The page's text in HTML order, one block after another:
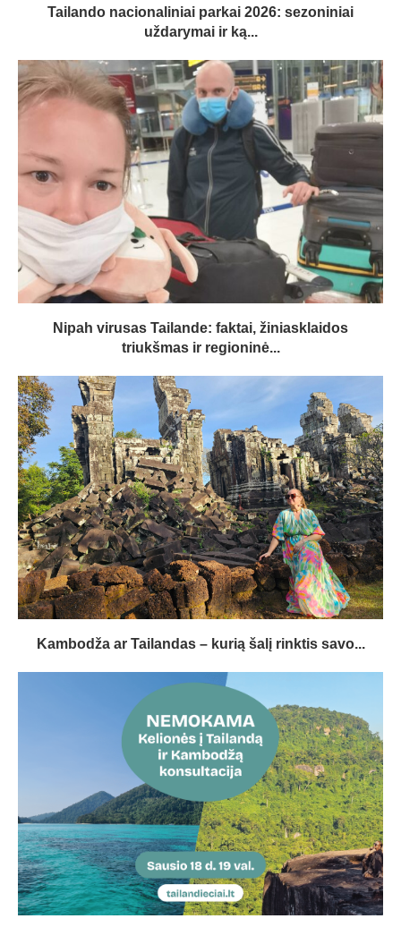
Tailando nacionaliniai parkai 2026: sezoniniai
uždarymai ir ką...
Nipah virusas Tailande: faktai, žiniasklaidos
triukšmas ir regioninė...
Kambodža ar Tailandas – kurią šalį rinktis savo...